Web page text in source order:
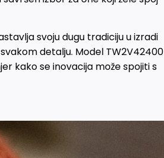
svoju dugu tradiciju u izradi
detalju. Model TW2V42400
kako se inovacija može spojiti s